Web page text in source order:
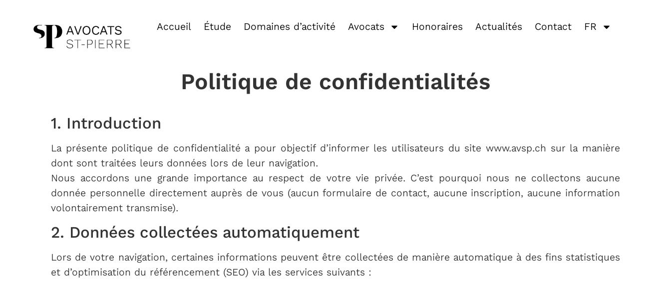
Accueil Étude Domaines d’activité Avocats Honoraires Actualités Contact FR
Politique de confidentialité
Politique de confidentialités
1. Introduction
La présente politique de confidentialité a pour objectif d’informer les utilisateurs du site www.avsp.ch sur la manière
dont sont traitées leurs données lors de leur navigation.
Nous accordons une grande importance au respect de votre vie privée. C’est pourquoi nous ne collectons aucune
donnée personnelle directement auprès de vous (aucun formulaire de contact, aucune inscription, aucune information
volontairement transmise).
2. Données collectées automatiquement
Lors de votre navigation, certaines informations peuvent être collectées de manière automatique à des fins statistiques
et d’optimisation du référencement (SEO) via les services suivants :